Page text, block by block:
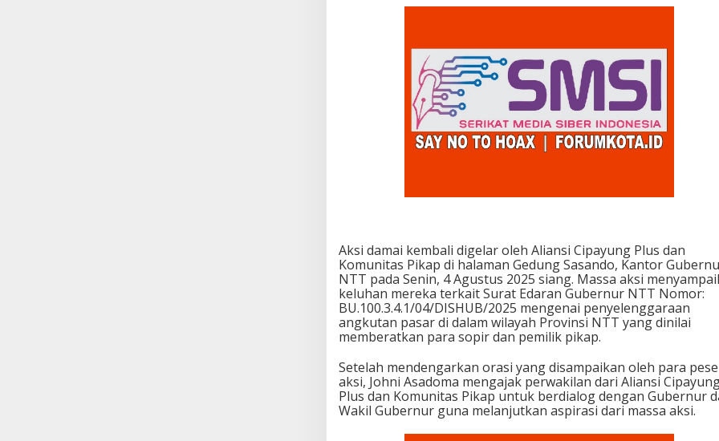
Aksi damai kembali digelar oleh Aliansi Cipayung Plus dan
Komunitas Pikap di halaman Gedung Sasando, Kantor
NTT pada Senin, 4 Agustus 2025 siang. Massa aksi
keluhan mereka terkait Surat Edaran Gubernur NTT Nomor:
BU.100.3.4.1/04/DISHUB/2025 mengenai penyelenggaraan
angkutan pasar di dalam wilayah Provinsi NTT yang dinilai
memberatkan para sopir dan pemilik pikap.
Setelah mendengarkan orasi yang disampaikan oleh para
aksi, Johni Asadoma mengajak perwakilan dari Aliansi
Plus dan Komunitas Pikap untuk berdialog dengan Gubernur
Wakil Gubernur guna melanjutkan aspirasi dari massa aksi.